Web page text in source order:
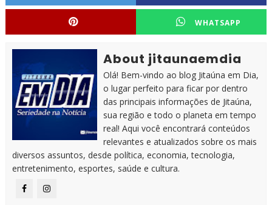
WHATSAPP
About jitaunaemdia
Olá! Bem-vindo ao blog Jitaúna em Dia,
o lugar perfeito para ficar por dentro
das principais informações de Jitaúna,
sua região e todo o planeta em tempo
real! Aqui você encontrará conteúdos
relevantes e atualizados sobre os mais
diversos assuntos, desde política, economia, tecnologia,
entretenimento, esportes, saúde e cultura.